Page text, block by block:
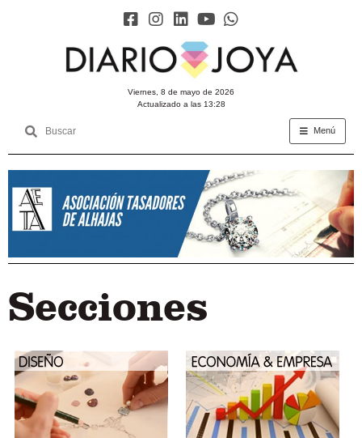
viernes, 8 de mayo de 2026
Actualizado a las 13:28
Menú
Secciones